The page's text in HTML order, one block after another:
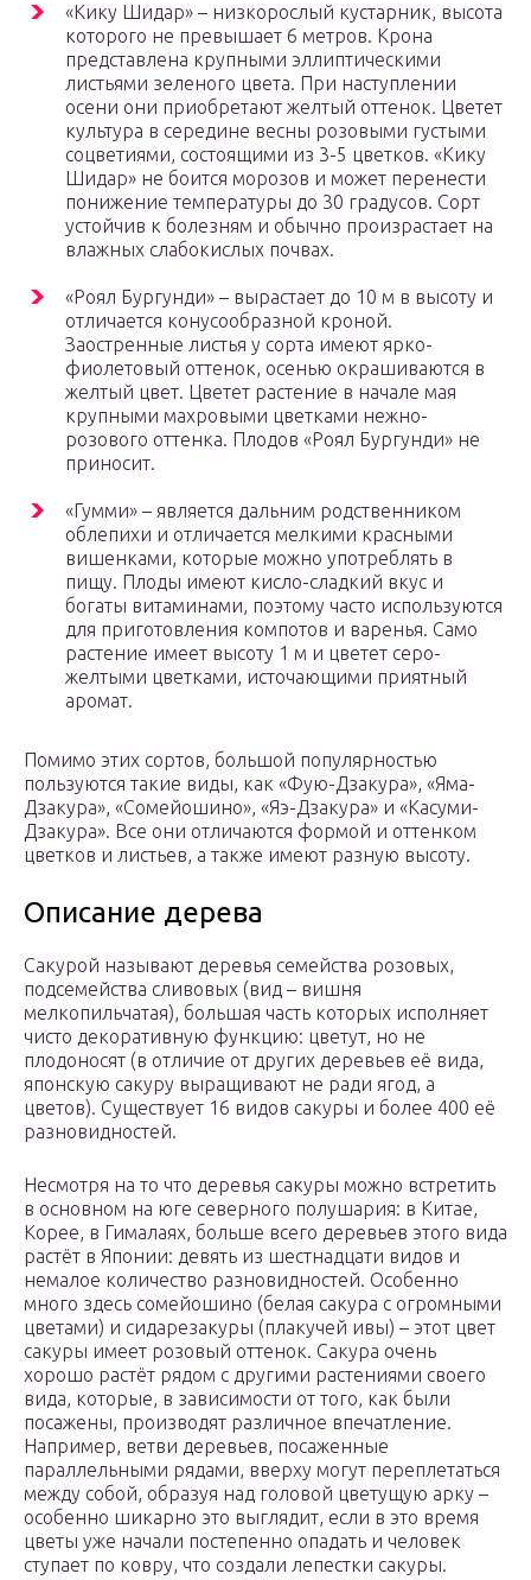
«Кику Шидар» – низкорослый кустарник, высота
которого не превышает 6 метров. Крона
представлена крупными эллиптическими
листьями зеленого цвета. При наступлении
осени они приобретают желтый оттенок. Цветет
культура в середине весны розовыми густыми
соцветиями, состоящими из 3-5 цветков. «Кику
Шидар» не боится морозов и может перенести
понижение температуры до 30 градусов. Сорт
устойчив к болезням и обычно произрастает на
влажных слабокислых почвах.
«Роял Бургунди» – вырастает до 10 м в высоту и
отличается конусообразной кроной.
Заостренные листья у сорта имеют ярко-
фиолетовый оттенок, осенью окрашиваются в
желтый цвет. Цветет растение в начале мая
крупными махровыми цветками нежно-
розового оттенка. Плодов «Роял Бургунди» не
приносит.
«Гумми» – является дальним родственником
облепихи и отличается мелкими красными
вишенками, которые можно употреблять в
пищу. Плоды имеют кисло-сладкий вкус и
богаты витаминами, поэтому часто используются
для приготовления компотов и варенья. Само
растение имеет высоту 1 м и цветет серо-
желтыми цветками, источающими приятный
аромат.
Помимо этих сортов, большой популярностью
пользуются такие виды, как «Фую-Дзакура», «Яма-
Дзакура», «Сомейошино», «Яэ-Дзакура» и «Касуми-
Дзакура». Все они отличаются формой и оттенком
цветков и листьев, а также имеют разную высоту.
Описание дерева
Сакурой называют деревья семейства розовых,
подсемейства сливовых (вид – вишня
мелкопильчатая), большая часть которых исполняет
чисто декоративную функцию: цветут, но не
плодоносят (в отличие от других деревьев её вида,
японскую сакуру выращивают не ради ягод, а
цветов). Существует 16 видов сакуры и более 400 её
разновидностей.
Несмотря на то что деревья сакуры можно встретить
в основном на юге северного полушария: в Китае,
Корее, в Гималаях, больше всего деревьев этого вида
растёт в Японии: девять из шестнадцати видов и
немалое количество разновидностей. Особенно
много здесь сомейошино (белая сакура с огромными
цветами) и сидарезакуры (плакучей ивы) – этот цвет
сакуры имеет розовый оттенок. Сакура очень
хорошо растёт рядом с другими растениями своего
вида, которые, в зависимости от того, как были
посажены, производят различное впечатление.
Например, ветви деревьев, посаженные
параллельными рядами, вверху могут переплетаться
между собой, образуя над головой цветущую арку –
особенно шикарно это выглядит, если в это время
цветы уже начали постепенно опадать и человек
ступает по ковру, что создали лепестки сакуры.